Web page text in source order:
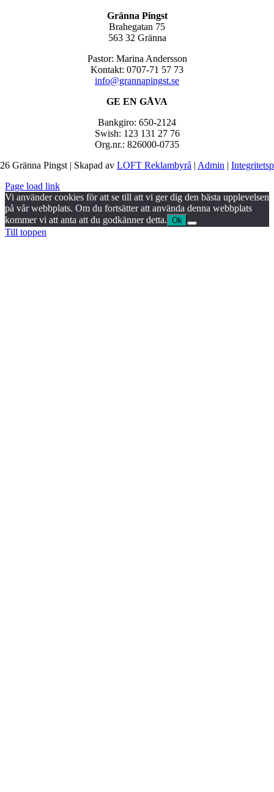
Gränna Pingst
Brahegatan 75
563 32 Gränna
Pastor: Marina Andersson
Kontakt: 0707-71 57 73
info@grannapingst.se
GE EN GÅVA
Bankgiro: 650-2124
Swish: 123 131 27 76
Org.nr.: 826000-0735
Gränna Pingst | Skapad av LOFT Reklambyrå | Admin |
Page load link
Vi använder cookies för att se till att vi ger dig den bästa upplevelsen
på vår webbplats. Om du fortsätter att använda denna webbplats
kommer vi att anta att du godkänner detta. Ok
Till toppen